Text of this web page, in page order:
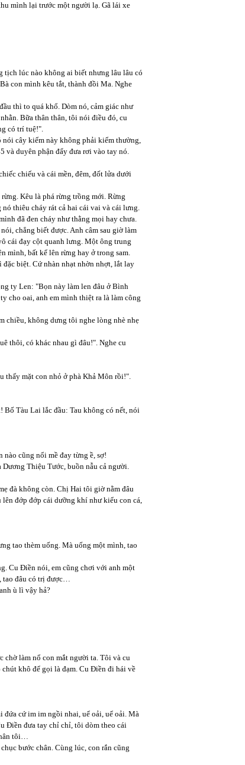
mình lại trước một người lạ. Gã lái xe
tịch lúc nào không ai biết nhưng lâu lâu có
con mình kêu tắt, thành đồi Ma. Nghe
thì to quá khổ. Dòm nó, cảm giác như
Bữa thân thân, tôi nói điều đó, cu
có trí tuệ!".
nói cây kiếm này không phải kiếm thường,
và duyên phận đẩy đưa rơi vào tay nó.
chiếu và cái mền, đêm, đốt lửa dưới
Kêu là phá rừng trồng mới. Rừng
thiêu cháy rát cả hai cái vai và cái lưng.
đã đen cháy như thằng mọi hay chưa.
chẳng biết được. Anh câm sau giờ làm
cái đạy cột quanh lưng. Một ông trung
mình, bất kể lên rừng hay ở trong sam.
biệt. Cứ nhàn nhạt nhờn nhợt, lắt lay
ty Len: "Bọn này làm len đâu ở Bình
cho oai, anh em mình thiệt ra là làm công
chiều, không dưng tôi nghe lòng nhè nhẹ
thôi, có khác nhau gì đâu!". Nghe cu
thấy mặt con nhỏ ở phà Khả Môn rồi!".
Bố Tàu Lai lắc đầu: Tau không có nết, nói
cũng nổi mề đay từng ề, sợ!
Thiệu Tước, buồn nẫu cả người.
đà không còn. Chị Hai tôi giờ nằm đâu
đớp đớp cái dưỡng khí như kiểu con cá,
tao thèm uống. Mà uống một mình, tao
Cu Điền nói, em cũng chơi với anh một
tao đâu có trị được…
ù lì vậy hả?
chờ làm nổ con mắt người ta. Tôi và cu
chút khô để gọi là đạm. Cu Điền đi hái về
cứ im im ngồi nhai, uể oải, uể oải. Mà
Điền đưa tay chỉ chỉ, tôi dòm theo cái
tôi…
bước chân. Cùng lúc, con rắn cũng